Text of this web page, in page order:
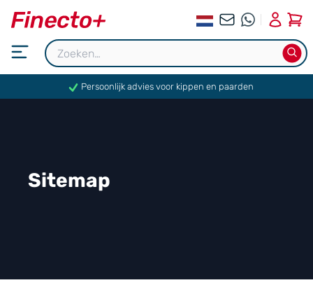
Persoonlijk advies voor kippen en paarden
Sitemap